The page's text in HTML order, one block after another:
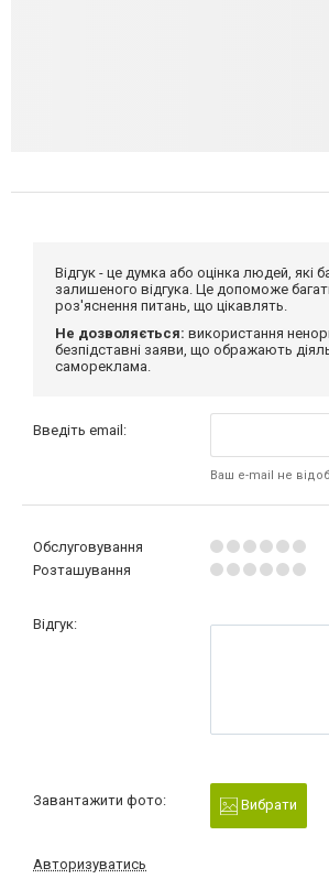
Відгук - це думка або оцінка людей,
залишеного відгука. Це допоможе
роз'яснення питань, що цікавлять.
Не дозволяється: використання
безпідставні заяви, що ображають
самореклама.
Введіть email:
Ваш e-mail не
Обслуговування
Розташування
Відгук:
Завантажити фото: Вибрати
Авторизуватись